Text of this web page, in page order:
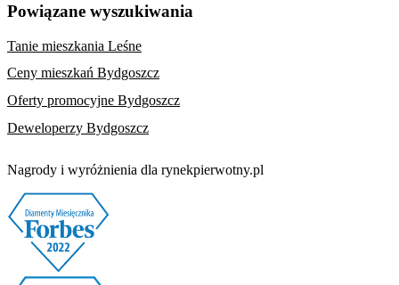
Powiązane wyszukiwania
Tanie mieszkania Leśne
Ceny mieszkań Bydgoszcz
Oferty promocyjne Bydgoszcz
Deweloperzy Bydgoszcz
Nagrody i wyróżnienia dla rynekpierwotny.pl